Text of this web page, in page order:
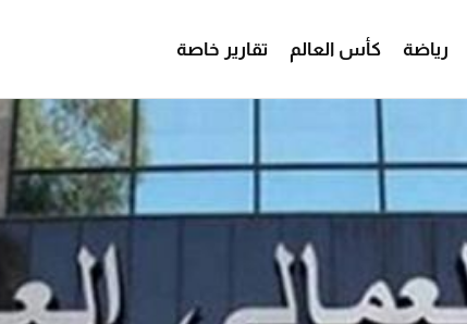
رياضة كأس العالم تقارير خاصة